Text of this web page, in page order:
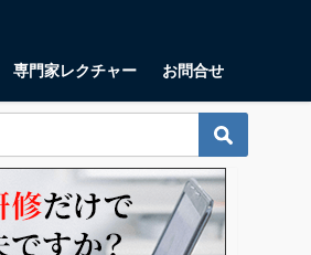
専門家レクチャー お問合せ
起業・起業家
ユニットエコノミクスとは？ 顧客
当たりの利益の測定に一体何の意